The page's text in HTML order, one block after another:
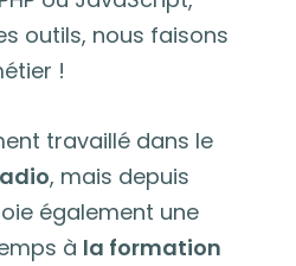
outils, nous faisons
!
travaillé dans le
, mais depuis
également une
à la formation